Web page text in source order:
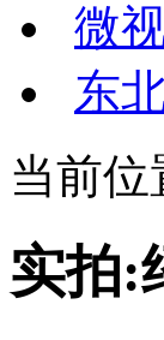
微
东
当前位
实拍: